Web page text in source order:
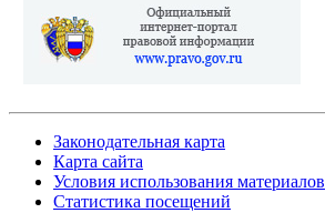
Законодательная карта
Карта сайта
Условия использования материалов
Статистика посещений